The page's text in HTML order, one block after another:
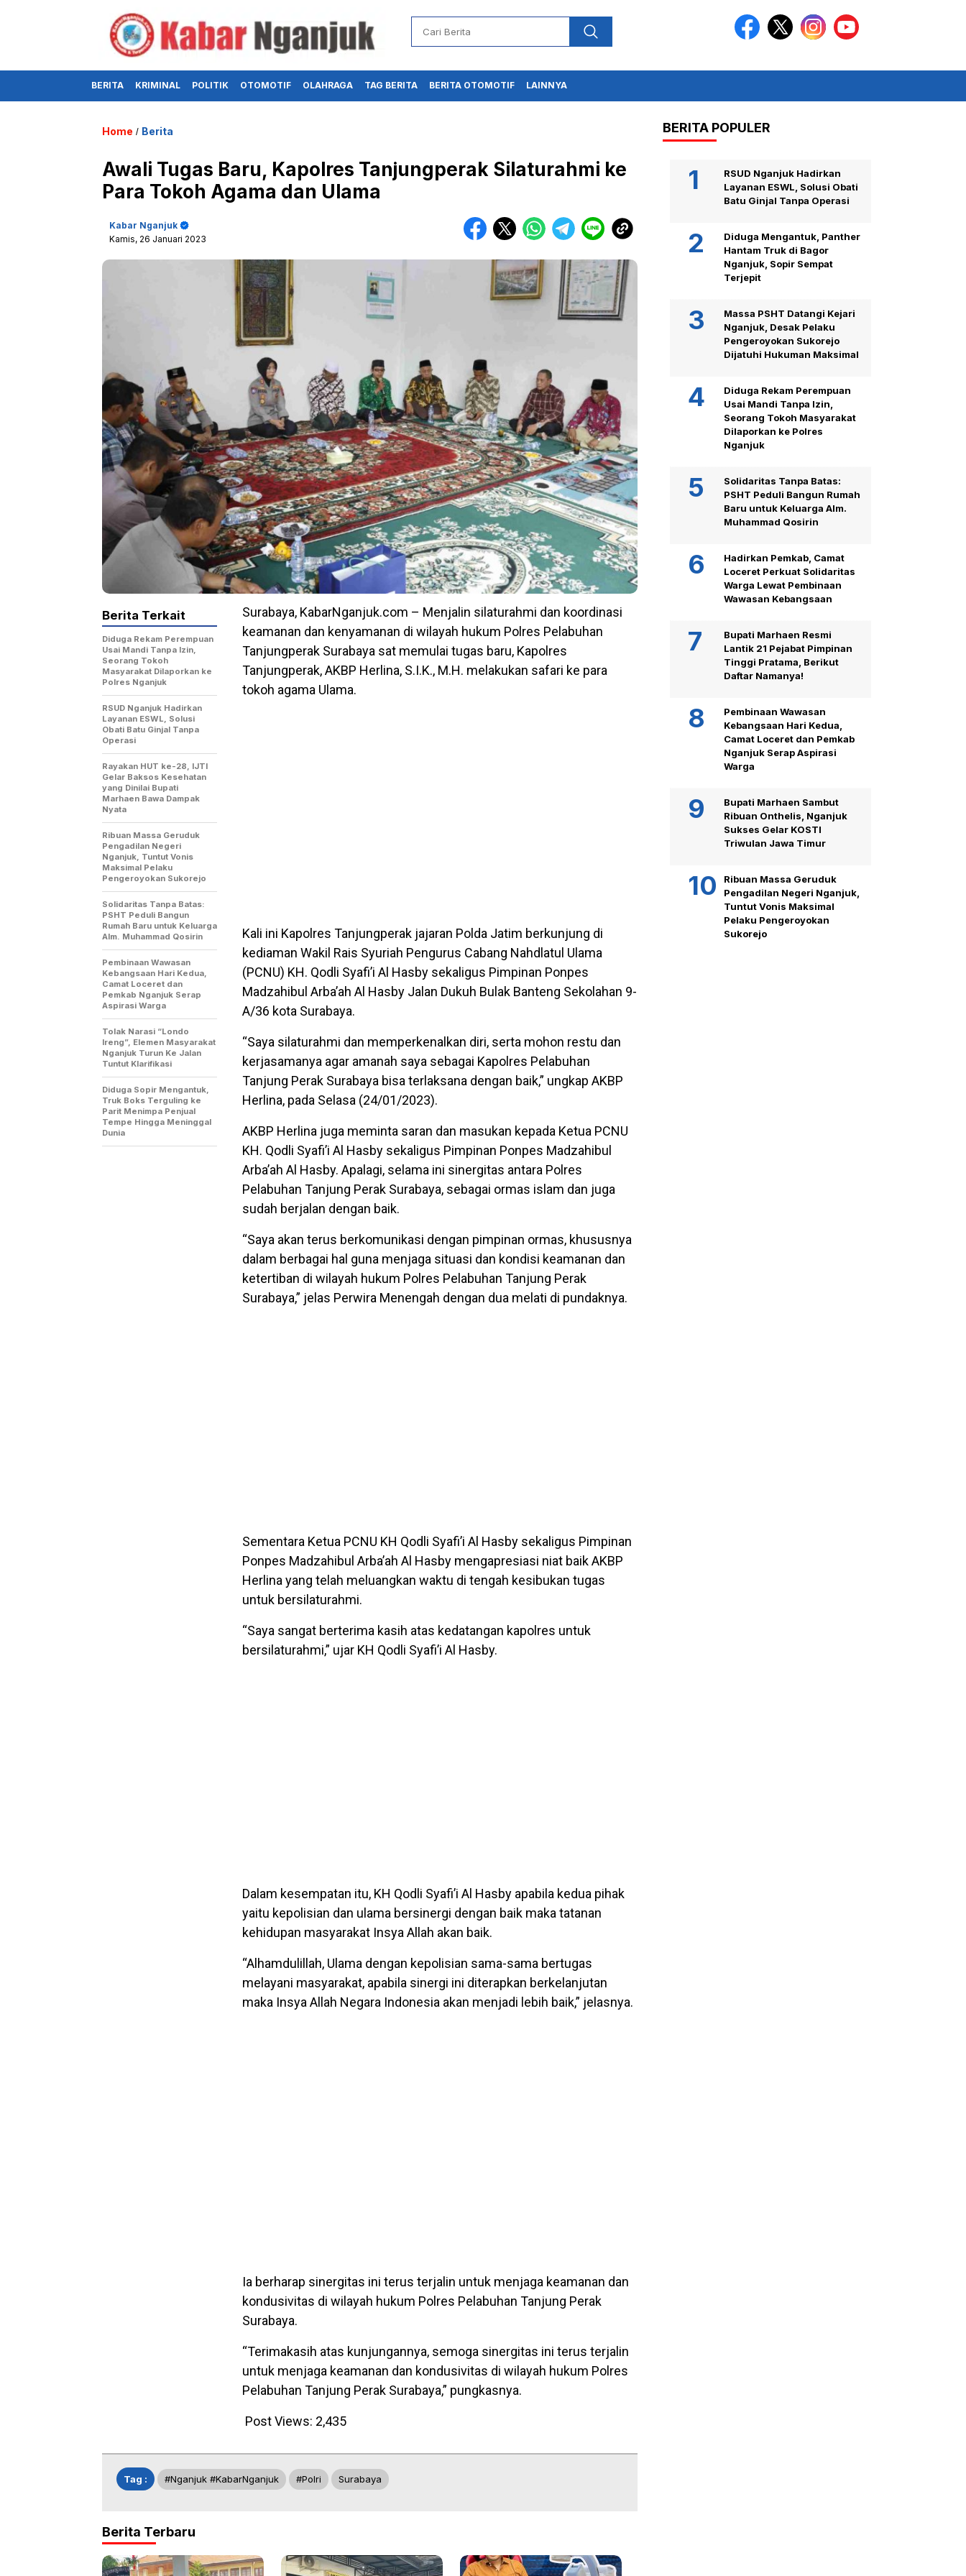
BERITA KRIMINAL POLITIK OTOMOTIF OLAHRAGA TAG BERITA BERITA OTOMOTIF LAINNYA
Home / Berita
Awali Tugas Baru, Kapolres Tanjungperak Silaturahmi ke
Para Tokoh Agama dan Ulama
Kabar Nganjuk
Kamis, 26 Januari 2023
Surabaya, KabarNganjuk.com – Menjalin silaturahmi dan koordinasi
keamanan dan kenyamanan di wilayah hukum Polres Pelabuhan
Tanjungperak Surabaya sat memulai tugas baru, Kapolres
Tanjungperak, AKBP Herlina, S.I.K., M.H. melakukan safari ke para
tokoh agama Ulama.
Kali ini Kapolres Tanjungperak jajaran Polda Jatim berkunjung di
kediaman Wakil Rais Syuriah Pengurus Cabang Nahdlatul Ulama
(PCNU) KH. Qodli Syafi’i Al Hasby sekaligus Pimpinan Ponpes
Madzahibul Arba’ah Al Hasby Jalan Dukuh Bulak Banteng Sekolahan 9-
A/36 kota Surabaya.
“Saya silaturahmi dan memperkenalkan diri, serta mohon restu dan
kerjasamanya agar amanah saya sebagai Kapolres Pelabuhan
Tanjung Perak Surabaya bisa terlaksana dengan baik,” ungkap AKBP
Herlina, pada Selasa (24/01/2023).
AKBP Herlina juga meminta saran dan masukan kepada Ketua PCNU
KH. Qodli Syafi’i Al Hasby sekaligus Pimpinan Ponpes Madzahibul
Arba’ah Al Hasby. Apalagi, selama ini sinergitas antara Polres
Pelabuhan Tanjung Perak Surabaya, sebagai ormas islam dan juga
sudah berjalan dengan baik.
“Saya akan terus berkomunikasi dengan pimpinan ormas, khususnya
dalam berbagai hal guna menjaga situasi dan kondisi keamanan dan
ketertiban di wilayah hukum Polres Pelabuhan Tanjung Perak
Surabaya,” jelas Perwira Menengah dengan dua melati di pundaknya.
Sementara Ketua PCNU KH Qodli Syafi’i Al Hasby sekaligus Pimpinan
Ponpes Madzahibul Arba’ah Al Hasby mengapresiasi niat baik AKBP
Herlina yang telah meluangkan waktu di tengah kesibukan tugas
untuk bersilaturahmi.
“Saya sangat berterima kasih atas kedatangan kapolres untuk
bersilaturahmi,” ujar KH Qodli Syafi’i Al Hasby.
Dalam kesempatan itu, KH Qodli Syafi’i Al Hasby apabila kedua pihak
yaitu kepolisian dan ulama bersinergi dengan baik maka tatanan
kehidupan masyarakat Insya Allah akan baik.
“Alhamdulillah, Ulama dengan kepolisian sama-sama bertugas
melayani masyarakat, apabila sinergi ini diterapkan berkelanjutan
maka Insya Allah Negara Indonesia akan menjadi lebih baik,” jelasnya.
Ia berharap sinergitas ini terus terjalin untuk menjaga keamanan dan
kondusivitas di wilayah hukum Polres Pelabuhan Tanjung Perak
Surabaya.
“Terimakasih atas kunjungannya, semoga sinergitas ini terus terjalin
untuk menjaga keamanan dan kondusivitas di wilayah hukum Polres
Pelabuhan Tanjung Perak Surabaya,” pungkasnya.
Post Views: 2,435
Berita Terkait
Diduga Rekam Perempuan
Usai Mandi Tanpa Izin,
Seorang Tokoh
Masyarakat Dilaporkan ke
Polres Nganjuk
RSUD Nganjuk Hadirkan
Layanan ESWL, Solusi
Obati Batu Ginjal Tanpa
Operasi
Rayakan HUT ke-28, IJTI
Gelar Baksos Kesehatan
yang Dinilai Bupati
Marhaen Bawa Dampak
Nyata
Ribuan Massa Geruduk
Pengadilan Negeri
Nganjuk, Tuntut Vonis
Maksimal Pelaku
Pengeroyokan Sukorejo
Solidaritas Tanpa Batas:
PSHT Peduli Bangun
Rumah Baru untuk Keluarga
Alm. Muhammad Qosirin
Pembinaan Wawasan
Kebangsaan Hari Kedua,
Camat Loceret dan
Pemkab Nganjuk Serap
Aspirasi Warga
Tolak Narasi “Londo
Ireng”, Elemen Masyarakat
Nganjuk Turun Ke Jalan
Tuntut Klarifikasi
Diduga Sopir Mengantuk,
Truk Boks Terguling ke
Parit Menimpa Penjual
Tempe Hingga Meninggal
Dunia
Tag : #Nganjuk #KabarNganjuk #Polri Surabaya
Berita Terbaru
BERITA POPULER
RSUD Nganjuk Hadirkan
Layanan ESWL, Solusi Obati
Batu Ginjal Tanpa Operasi
Diduga Mengantuk, Panther
Hantam Truk di Bagor
Nganjuk, Sopir Sempat
Terjepit
Massa PSHT Datangi Kejari
Nganjuk, Desak Pelaku
Pengeroyokan Sukorejo
Dijatuhi Hukuman Maksimal
Diduga Rekam Perempuan
Usai Mandi Tanpa Izin,
Seorang Tokoh Masyarakat
Dilaporkan ke Polres
Nganjuk
Solidaritas Tanpa Batas:
PSHT Peduli Bangun Rumah
Baru untuk Keluarga Alm.
Muhammad Qosirin
Hadirkan Pemkab, Camat
Loceret Perkuat Solidaritas
Warga Lewat Pembinaan
Wawasan Kebangsaan
Bupati Marhaen Resmi
Lantik 21 Pejabat Pimpinan
Tinggi Pratama, Berikut
Daftar Namanya!
Pembinaan Wawasan
Kebangsaan Hari Kedua,
Camat Loceret dan Pemkab
Nganjuk Serap Aspirasi
Warga
Bupati Marhaen Sambut
Ribuan Onthelis, Nganjuk
Sukses Gelar KOSTI
Triwulan Jawa Timur
Ribuan Massa Geruduk
Pengadilan Negeri Nganjuk,
Tuntut Vonis Maksimal
Pelaku Pengeroyokan
Sukorejo